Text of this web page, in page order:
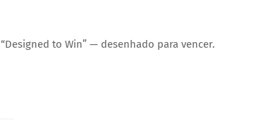
“Designed to Win” — desenhado para vencer.